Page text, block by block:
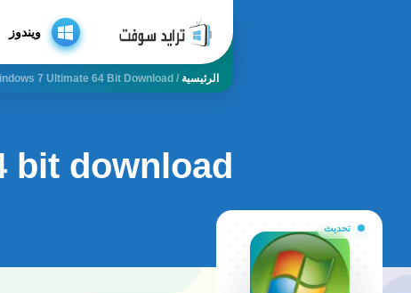
ويندوز
الرئيسية /
7 Ultimate 64 Bit Download
bit download
تحديث